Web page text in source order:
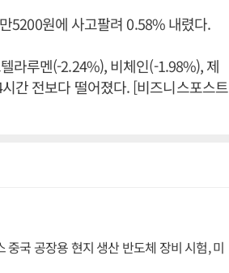
5200원에 사고팔려 0.58% 내렸다.
라루멘(-2.24%), 비체인(-1.98%), 제
간 전보다 떨어졌다. [비즈니스포스트
중국 공장용 현지 생산 반도체 장비 시험, 미